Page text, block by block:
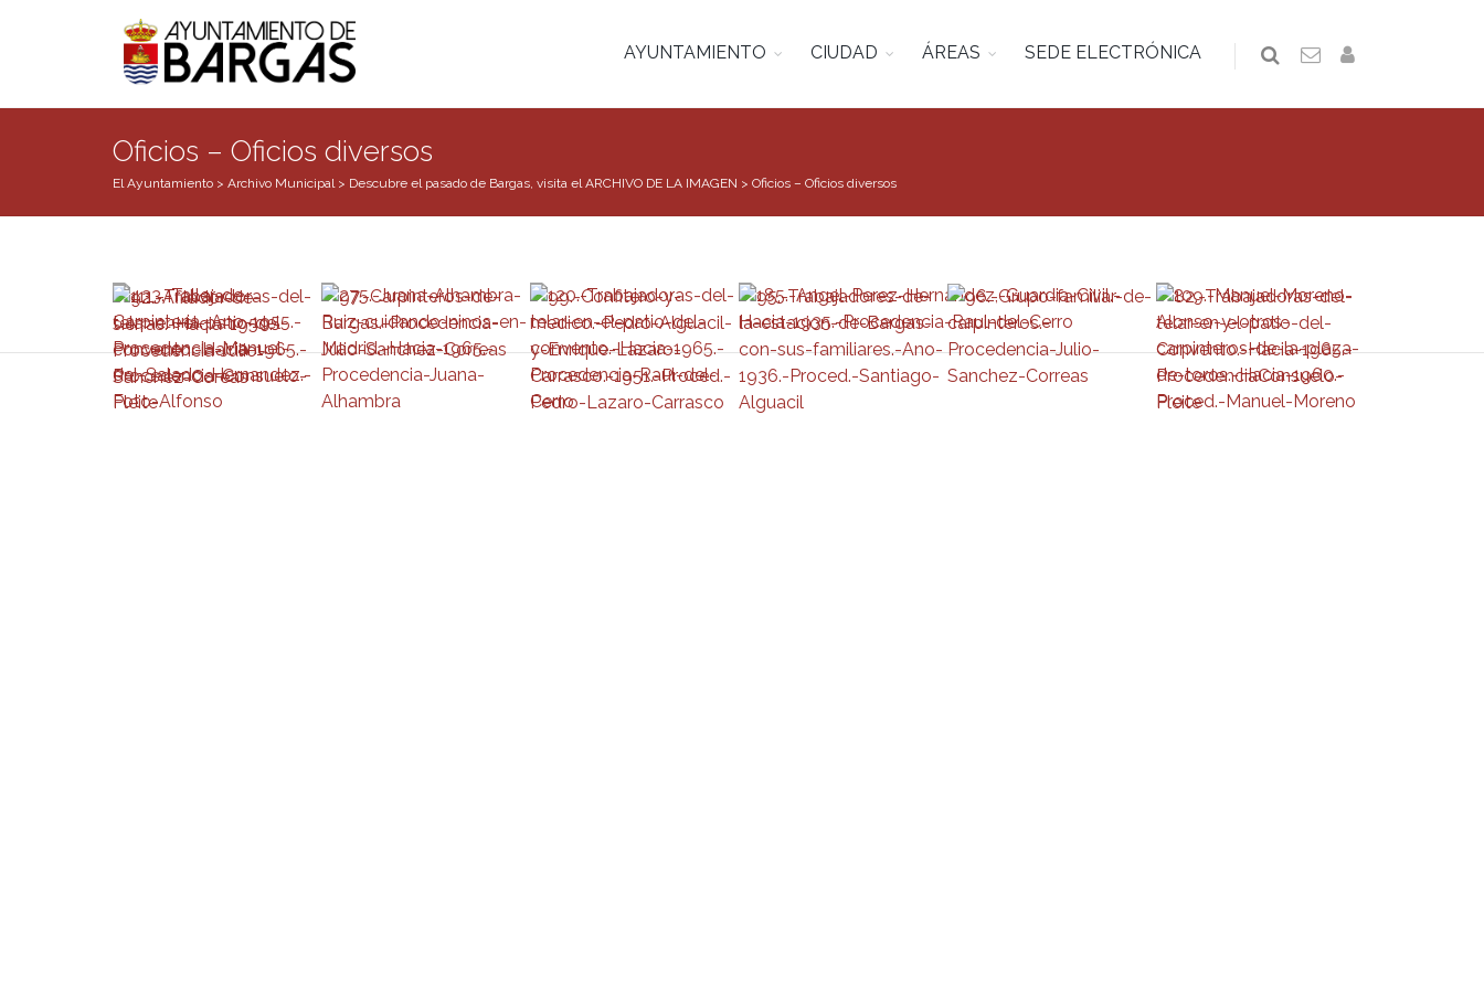
AYUNTAMIENTO CIUDAD ÁREAS SEDE ELECTRÓNICA
Oficios – Oficios diversos
El Ayuntamiento > Archivo Municipal> Descubre el pasado de Bargas, visita el ARCHIVO DE LA IMAGEN > Oficios – Oficios diversos